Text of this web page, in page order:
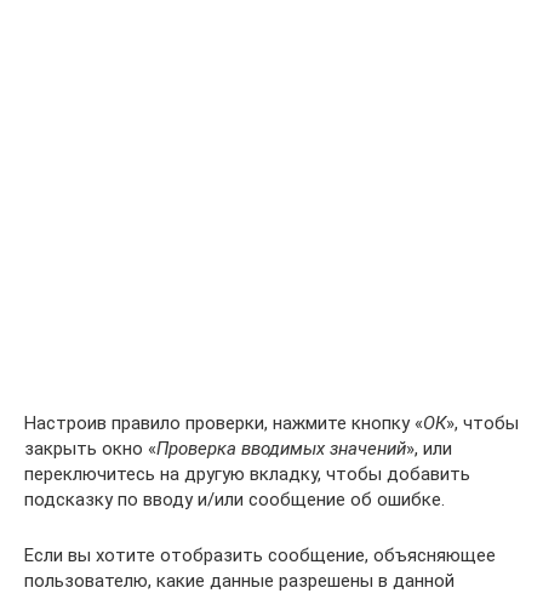
Настроив правило проверки, нажмите кнопку «ОК», чтобы
закрыть окно «Проверка вводимых значений», или
переключитесь на другую вкладку, чтобы добавить
подсказку по вводу и/или сообщение об ошибке.
Если вы хотите отобразить сообщение, объясняющее
пользователю, какие данные разрешены в данной